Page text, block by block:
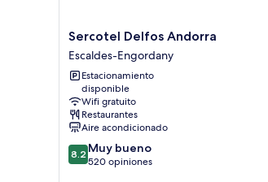
Sercotel
Delfos
Andorra
Escaldes-
Engordany
Sercotel Delfos Andorra
Escaldes-Engordany
Estacionamiento
disponible
Wifi gratuito
Restaurantes
Aire acondicionado
8.2
de
8.2 Muy bueno
520 opiniones